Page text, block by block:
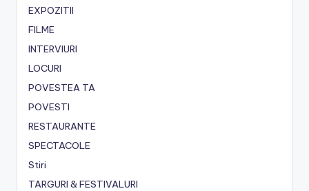
EXPOZITII
FILME
INTERVIURI
LOCURI
POVESTEA TA
POVESTI
RESTAURANTE
SPECTACOLE
Stiri
TARGURI & FESTIVALURI